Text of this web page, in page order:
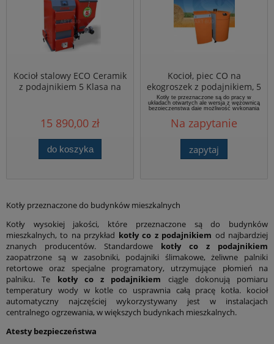
Kocioł stalowy ECO Ceramik
z podajnikiem 5 Klasa na
15 890,00 zł
do koszyka
Kocioł, piec CO na
ekogroszek z podajnikiem, 5
Klasa Ecowarmer moc od
25 do 45 kW
Kotły te przeznaczone są do pracy w
układach otwartych ale wersja z wężownicą
bezpieczenstwa daje możliwość wykonania
kocioł z automatycznym systemem
dozowania paliwa i precyzyjną regulacją
powietrza jest urządzeniem, które emituje do
zasypowymi.
Na zapytanie
zapytaj
Kotły przeznaczone do budynków mieszkalnych
Kotły wysokiej jakości, które przeznaczone są do budynków
mieszkalnych, to na przykład kotły co z podajnikiem od najbardziej
znanych producentów. Standardowe kotły co z podajnikiem
zaopatrzone są w zasobniki, podajniki ślimakowe, żeliwne palniki
retortowe oraz specjalne programatory, utrzymujące płomień na
palniku. Te kotły co z podajnikiem ciągle dokonują pomiaru
temperatury wody w kotle co usprawnia całą pracę kotła. kocioł
automatyczny najczęściej wykorzystywany jest w instalacjach
centralnego ogrzewania, w większych budynkach mieszkalnych.
Atesty bezpieczeństwa